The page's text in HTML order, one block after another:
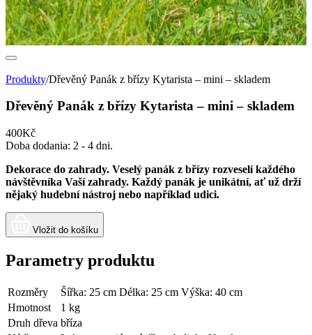
Produkty/Dřevěný Panák z břízy Kytarista – mini – skladem
Dřevěný Panák z břízy Kytarista – mini – skladem
400Kč
Doba dodania: 2 - 4 dni.
Dekorace do zahrady. Veselý panák z břízy rozveselí každého
návštěvníka Vaší zahrady. Každý panák je unikátní, ať už drží
nějaký hudební nástroj nebo například udici.
Vložit do košíku
Parametry produktu
Rozměry
Šířka: 25 cm Délka: 25 cm Výška: 40 cm
Hmotnost
1 kg
Druh dřeva bříza